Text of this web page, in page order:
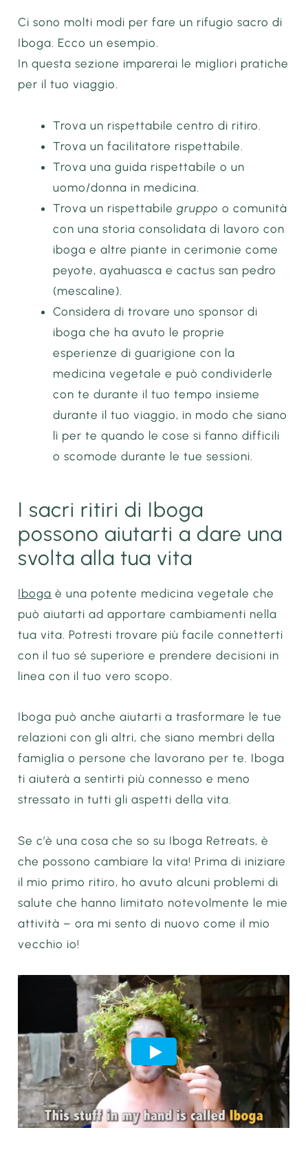
Ci sono molti modi per fare un rifugio sacro di
Iboga. Ecco un esempio.
In questa sezione imparerai le migliori pratiche
per il tuo viaggio.
Trova un rispettabile centro di ritiro.
Trova un facilitatore rispettabile.
Trova una guida rispettabile o un
uomo/donna in medicina.
Trova un rispettabilegruppo o comunità
con una storia consolidata di lavoro con
iboga e altre piante in cerimonie come
peyote, ayahuasca e cactus san pedro
(mescaline).
Considera di trovare uno sponsor di
iboga che ha avuto le proprie
esperienze di guarigione con la
medicina vegetale e può condividerle
con te durante il tuo tempo insieme
durante il tuo viaggio, in modo che siano
lì per te quando le cose si fanno difficili
o scomode durante le tue sessioni.
I sacri ritiri di Iboga
possono aiutarti a dare una
svolta alla tua vita
Iboga è una potente medicina vegetale che
può aiutarti ad apportare cambiamenti nella
tua vita. Potresti trovare più facile connetterti
con il tuo sé superiore e prendere decisioni in
linea con il tuo vero scopo.
Iboga può anche aiutarti a trasformare le tue
relazioni con gli altri, che siano membri della
famiglia o persone che lavorano per te. Iboga
ti aiuterà a sentirti più connesso e meno
stressato in tutti gli aspetti della vita.
Se c’è una cosa che so su Iboga Retreats, è
che possono cambiare la vita! Prima di iniziare
il mio primo ritiro, ho avuto alcuni problemi di
salute che hanno limitato notevolmente le mie
attività – ora mi sento di nuovo come il mio
vecchio io!